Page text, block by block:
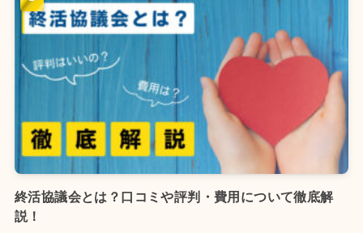
終活協議会とは？口コミや評判・費用について徹底解
説！